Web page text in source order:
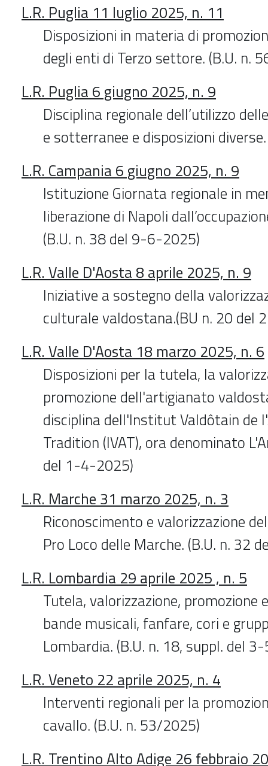
L.R. Puglia 11 luglio 2025, n. 11
Disposizioni in materia di
degli enti di Terzo settore. (B.U. n.
L.R. Puglia 6 giugno 2025, n. 9
Disciplina regionale dell’utilizzo
e sotterranee e disposizioni diverse.
L.R. Campania 6 giugno 2025, n. 9
Istituzione Giornata regionale in
liberazione di Napoli
(B.U. n. 38 del 9-6-2025)
L.R. Valle D'Aosta 8 aprile 2025, n. 9
Iniziative a sostegno della
culturale valdostana.(BU n. 20 del
L.R. Valle D'Aosta 18 marzo 2025, n. 6
Disposizioni per la tutela, la
promozione dell'artigianato
disciplina dell'Institut Valdôtain de
Tradition (IVAT), ora denominato
del 1-4-2025)
L.R. Marche 31 marzo 2025, n. 3
Riconoscimento e valorizzazione
Pro Loco delle Marche. (B.U. n. 32
L.R. Lombardia 29 aprile 2025 , n. 5
Tutela, valorizzazione, promozione
bande musicali, fanfare, cori e
Lombardia. (B.U. n. 18, suppl. del
L.R. Veneto 22 aprile 2025, n. 4
Interventi regionali per la
cavallo. (B.U. n. 53/2025)
L.R. Trentino Alto Adige 26 febbraio